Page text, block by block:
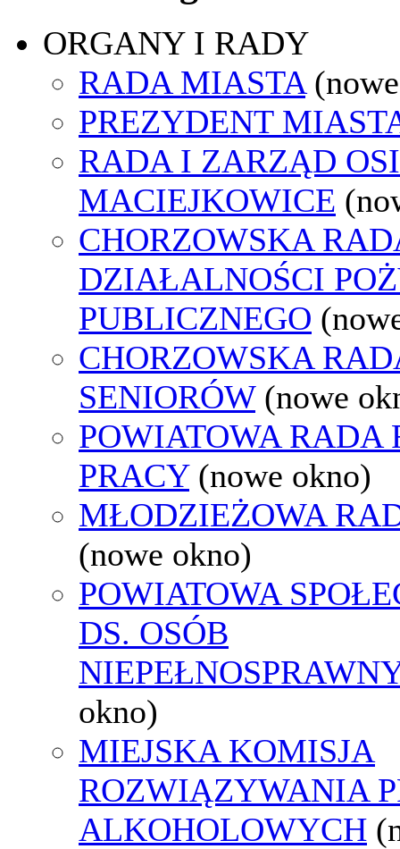
ORGANY I RADY
RADA MIASTA
PREZYDENT
RADA I ZARZĄD
MACIEJKOWICE
CHORZOWSKA
DZIAŁALNOŚCI
PUBLICZNEGO
CHORZOWSKA
SENIORÓW (nowe
POWIATOWA RADA
PRACY (nowe okno)
MŁODZIEŻOWA
(nowe okno)
POWIATOWA
DS. OSÓB
okno)
MIEJSKA KOMISJA
ROZWIĄZYWANIA
ALKOHOLOWYCH